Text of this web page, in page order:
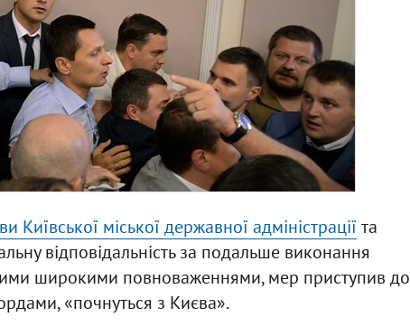
міської державної адміністрації та
відповідальність за подальше виконання
широкими повноваженнями, мер приступив до
«почнуться з Києва».